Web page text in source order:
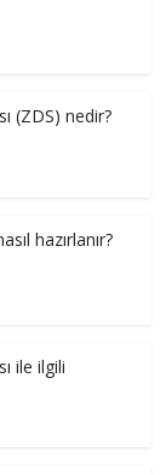
(ZDS) nedir?
hazırlanır?
ile ilgili